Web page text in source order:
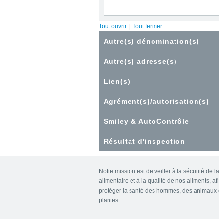
Tout ouvrir Tout fermer
Autre(s) dénomination(s)
Autre(s) adresse(s)
Lien(s)
Agrément(s)/autorisation(s)
Smiley & AutoContrôle
Résultat d'inspection
Notre mission est de veiller à la sécurité de
alimentaire et à la qualité de nos aliments,
protéger la santé des hommes, des animaux
plantes.